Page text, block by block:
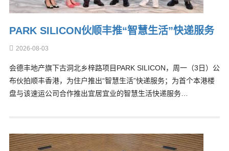
PARK SILICON伙顺丰推“智慧生活”快递服务
2026-08-03
会德丰地产旗下古洞北乡梓路项目PARK SILICON，周一（3日）公
布伙拍顺丰香港，为住户推出“智慧生活”快递服务；为首个本港楼
盘与该速运公司合作推出宜居宜业的智慧生活快递服务…